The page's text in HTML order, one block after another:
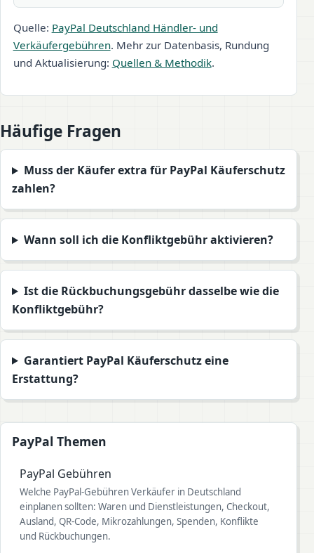
Quelle: PayPal Deutschland Händler- und
Verkäufergebühren. Mehr zur Datenbasis, Rundung
und Aktualisierung: Quellen & Methodik.
Häufige Fragen
Muss der Käufer extra für PayPal Käuferschutz
zahlen?
Wann soll ich die Konfliktgebühr aktivieren?
Ist die Rückbuchungsgebühr dasselbe wie die
Konfliktgebühr?
Garantiert PayPal Käuferschutz eine
Erstattung?
PayPal Themen
PayPal Gebühren
Welche PayPal-Gebühren Verkäufer in Deutschland
einplanen sollten: Waren und Dienstleistungen, Checkout,
Ausland, QR-Code, Mikrozahlungen, Spenden, Konflikte
und Rückbuchungen.